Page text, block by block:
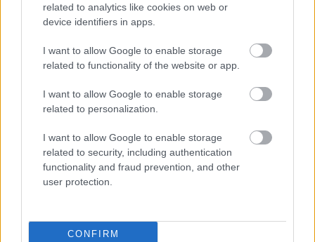
related to analytics like cookies on web or
device identifiers in apps.
I want to allow Google to enable storage
related to functionality of the website or app.
I want to allow Google to enable storage
related to personalization.
I want to allow Google to enable storage
related to security, including authentication
functionality and fraud prevention, and other
user protection.
CONFIRM